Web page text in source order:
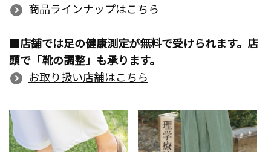
商品ラインナップはこちら
■店舗では足の健康測定が無料で受けられます。店
頭で「靴の調整」も承ります。
お取り扱い店舗はこちら